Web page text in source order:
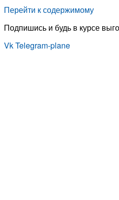
Перейти к содержимому
Подпишись и будь в курсе
VkTelegram-plane